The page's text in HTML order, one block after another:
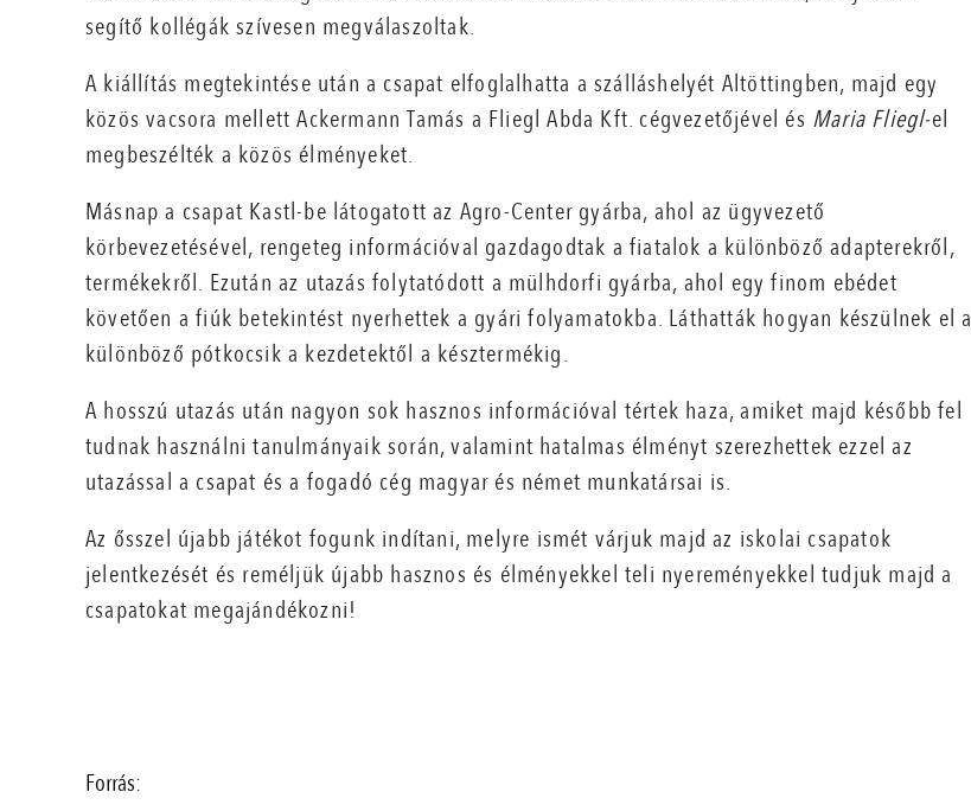
segítő kollégák szívesen megválaszoltak.
A kiállítás megtekintése után a csapat elfoglalhatta a szálláshelyét Altöttingben, majd egy
közös vacsora mellett Ackermann Tamás a Fliegl Abda Kft. cégvezetőjével és Maria Fliegl-el
megbeszélték a közös élményeket.
Másnap a csapat Kastl-be látogatott az Agro-Center gyárba, ahol az ügyvezető
körbevezetésével, rengeteg információval gazdagodtak a fiatalok a különböző adapterekről,
termékekről. Ezután az utazás folytatódott a mülhdorfi gyárba, ahol egy finom ebédet
követően a fiúk betekintést nyerhettek a gyári folyamatokba. Láthatták hogyan készülnek el a
különböző pótkocsik a kezdetektől a késztermékig.
A hosszú utazás után nagyon sok hasznos információval tértek haza, amiket majd később fel
tudnak használni tanulmányaik során, valamint hatalmas élményt szerezhettek ezzel az
utazással a csapat és a fogadó cég magyar és német munkatársai is.
Az ősszel újabb játékot fogunk indítani, melyre ismét várjuk majd az iskolai csapatok
jelentkezését és reméljük újabb hasznos és élményekkel teli nyereményekkel tudjuk majd a
csapatokat megajándékozni!
Forrás: